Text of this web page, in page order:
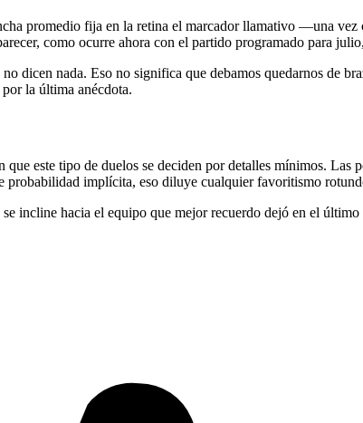
promedio fija en la retina el marcador llamativo —una
como ocurre ahora con el partido programado para
dicen nada. Eso no significa que debamos quedarnos de
la última anécdota.
este tipo de duelos se deciden por detalles mínimos. Las
probabilidad implícita, eso diluye cualquier favoritismo
incline hacia el equipo que mejor recuerdo dejó en el